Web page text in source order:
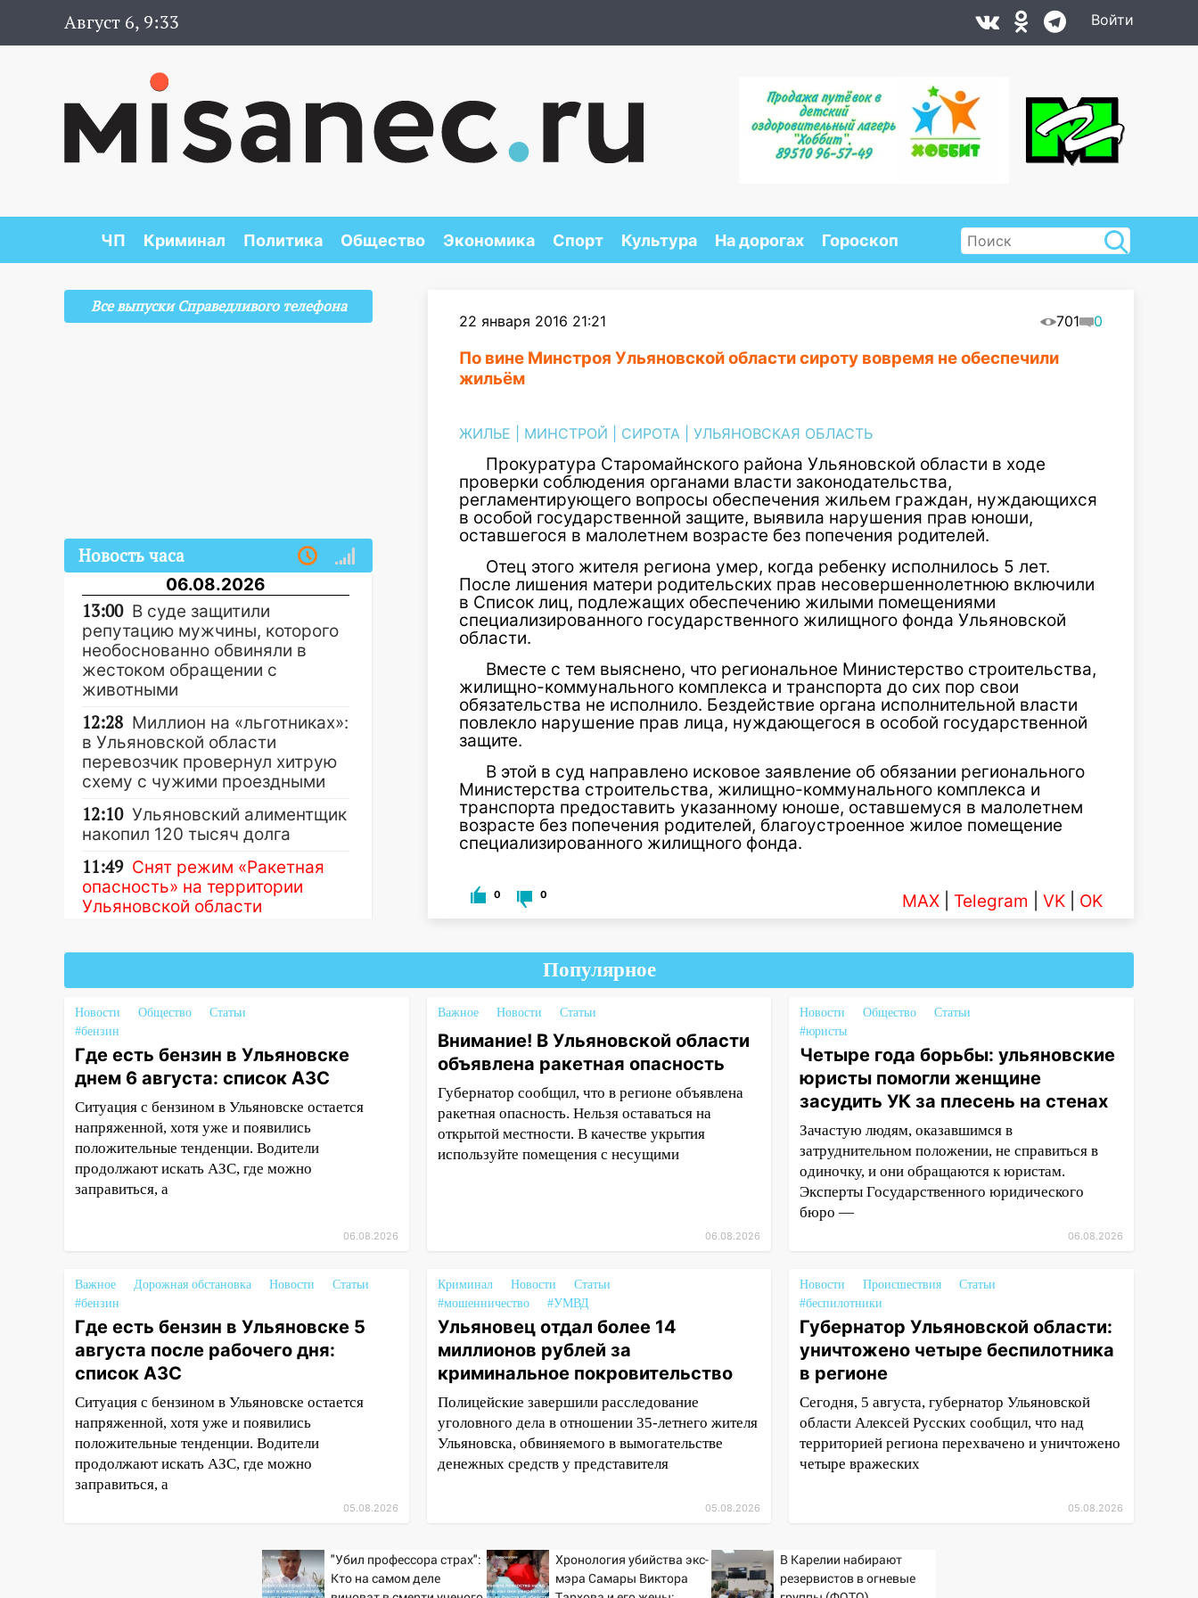
Август 6, 9:33 Войти
ЧП Криминал Политика Общество Экономика Спорт Культура На дорогах Гороскоп
22 января 2016 21:21 701 0
По вине Минстроя Ульяновской области сироту вовремя не обеспечили
жильём
ЖИЛЬЕ МИНСТРОЙ СИРОТА УЛЬЯНОВСКАЯ ОБЛАСТЬ
Прокуратура Старомайнского района Ульяновской области в ходе
проверки соблюдения органами власти законодательства,
регламентирующего вопросы обеспечения жильем граждан, нуждающихся
в особой государственной защите, выявила нарушения прав юноши,
оставшегося в малолетнем возрасте без попечения родителей.
Отец этого жителя региона умер, когда ребенку исполнилось 5 лет.
После лишения матери родительских прав несовершеннолетнюю включили
в Список лиц, подлежащих обеспечению жилыми помещениями
специализированного государственного жилищного фонда Ульяновской
области.
Вместе с тем выяснено, что региональное Министерство строительства,
жилищно-коммунального комплекса и транспорта до сих пор свои
обязательства не исполнило. Бездействие органа исполнительной власти
повлекло нарушение прав лица, нуждающегося в особой государственной
защите.
В этой в суд направлено исковое заявление об обязании регионального
Министерства строительства, жилищно-коммунального комплекса и
транспорта предоставить указанному юноше, оставшемуся в малолетнем
возрасте без попечения родителей, благоустроенное жилое помещение
специализированного жилищного фонда.
0 0 MAX Telegram VK OK
Все выпуски Справедливого телефона
Новость часа
06.08.2026
13:00 В суде защитили
репутацию мужчины, которого
необоснованно обвиняли в
жестоком обращении с
животными
12:28 Миллион на «льготниках»:
в Ульяновской области
перевозчик провернул хитрую
схему с чужими проездными
12:10 Ульяновский алиментщик
накопил 120 тысяч долга
11:49 Снят режим «Ракетная
опасность» на территории
Ульяновской области
июля 2027 года импорт, выпуск
11:12
автомобиль врезался в забор
10:27 Где есть бензин в
Ульяновске днем 6 августа:
список АЗС
10:16 Внимание! В Ульяновской
области объявлена ракетная
опасность
В Старомайнском районе
09:50
В Ульяновске черный
коршун застрял в тепловозе
09:44 Ульяновские спасатели
помогли юному велосипедисту
на улице Чернышевского
08:21 В Заволжском районе
украли два велосипеда
07:18 В Ульяновск идет
тридцатиградусная жара:
какая будет погода в четверг
ульяновские юристы помогли
женщине засудить УК за
Популярное
Новости Общество
Статьи
#бензин
Где есть бензин в Ульяновске
днем 6 августа: список АЗС
Ситуация с бензином в Ульяновске остается
напряженной, хотя уже и появились
положительные тенденции. Водители
продолжают искать АЗС, где можно
заправиться, а
06.08.2026
Важное Новости Статьи
Внимание! В Ульяновской области
объявлена ракетная опасность
Губернатор сообщил, что в регионе объявлена
ракетная опасность. Нельзя оставаться на
открытой местности. В качестве укрытия
используйте помещения с несущими
06.08.2026
Новости Общество
Статьи
#юристы
Четыре года борьбы: ульяновские
юристы помогли женщине
засудить УК за плесень на стенах
Зачастую людям, оказавшимся в
затруднительном положении, не справиться в
одиночку, и они обращаются к юристам.
Эксперты Государственного юридического
бюро —
06.08.2026
Важное Дорожная обстановка Новости
Статьи
#бензин
Где есть бензин в Ульяновске 5
августа после рабочего дня:
список АЗС
Ситуация с бензином в Ульяновске остается
напряженной, хотя уже и появились
положительные тенденции. Водители
продолжают искать АЗС, где можно
заправиться, а
05.08.2026
Криминал Новости
Статьи
#мошенничество
#УМВД
Ульяновец отдал более 14
миллионов рублей за
криминальное покровительство
Полицейские завершили расследование
уголовного дела в отношении 35-летнего жителя
Ульяновска, обвиняемого в вымогательстве
денежных средств у представителя
05.08.2026
Новости Происшествия
Статьи
#беспилотники
Губернатор Ульяновской области:
уничтожено четыре беспилотника
в регионе
Сегодня, 5 августа, губернатор Ульяновской
области Алексей Русских сообщил, что над
территорией региона перехвачено и уничтожено
четыре вражеских
05.08.2026
"Убил профессора страх":
Кто на самом деле
Хронология убийства экс-
мэра Самары Виктора
В Карелии набирают
резервистов в огневые